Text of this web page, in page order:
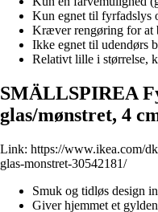
Kun egnet til fyrfadslys
Kræver rengøring for at
Ikke egnet til udendørs
Relativt lille i størrelse,
SMÄLLSPIREA
glas/mønstret, 4
Link: https://www.ikea.com/
glas-monstret-30542181/
Smuk og tidløs design
Giver hjemmet et